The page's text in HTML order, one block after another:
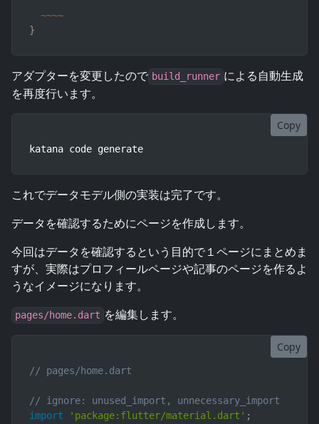
~~~~
}
アダプターを変更したので build_runner による自動生成
を再度行います。
Copy
katana code generate
これでデータモデル側の実装は完了です。
データを確認するためにページを作成します。
今回はデータを確認するという目的で１ページにまとめま
すが、実際はプロフィールページや記事のページを作るよ
うなイメージになります。
pages/home.dart を編集します。
Copy
// pages/home.dart
// ignore: unused_import, unnecessary_import
import
'package:flutter/material.dart' ;